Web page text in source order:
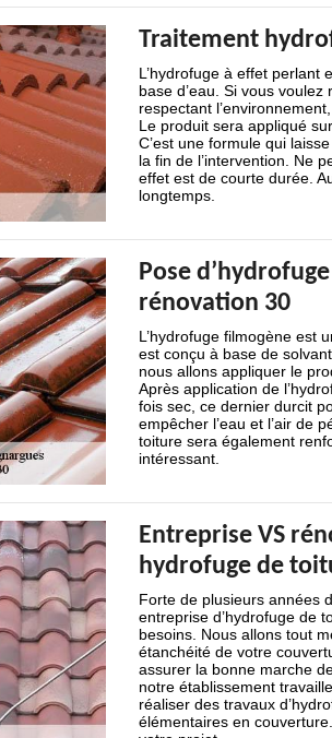
Traitement
L’hydrofuge à effet perlant
base d’eau. Si vous
respectant
Le produit sera appliqué
C’est une formule qui
la fin de l’intervention. Ne
effet est de courte durée.
longtemps.
Pose
rénovation 30
L’hydrofuge filmogène est
est conçu à base de
nous allons appliquer le
Après application de
fois sec, ce dernier durcit
empêcher l’eau et l’air de
toiture sera également
intéressant.
Entreprise VS
hydrofuge de
Forte de plusieurs années
entreprise d’hydrofuge de
besoins. Nous allons tout
étanchéité de votre
assurer la bonne marche
notre établissement
réaliser des travaux
élémentaires en